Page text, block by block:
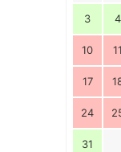
3 4
10 11
17
24
31